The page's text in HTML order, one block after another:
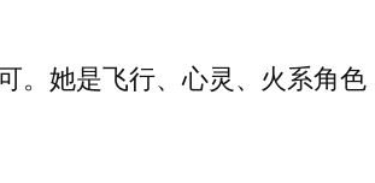
。她是飞行、心灵、火系角色